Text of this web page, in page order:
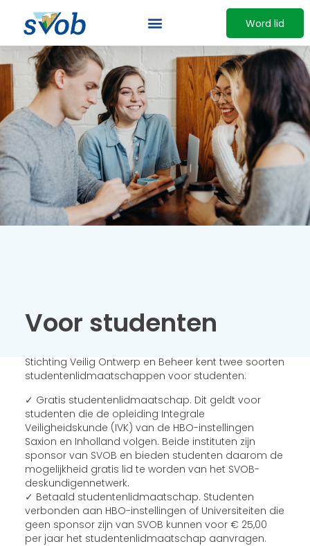
Word lid
Voor studenten
Stichting Veilig Ontwerp en Beheer kent twee soorten
studentenlidmaatschappen voor studenten:
✓ Gratis studentenlidmaatschap. Dit geldt voor
studenten die de opleiding Integrale
Veiligheidskunde (IVK) van de HBO-instellingen
Saxion en Inholland volgen. Beide instituten zijn
sponsor van SVOB en bieden studenten daarom de
mogelijkheid gratis lid te worden van het SVOB-
deskundigennetwerk.
✓ Betaald studentenlidmaatschap. Studenten
verbonden aan HBO-instellingen of Universiteiten die
geen sponsor zijn van SVOB kunnen voor € 25,00
per jaar het studentenlidmaatschap aanvragen.